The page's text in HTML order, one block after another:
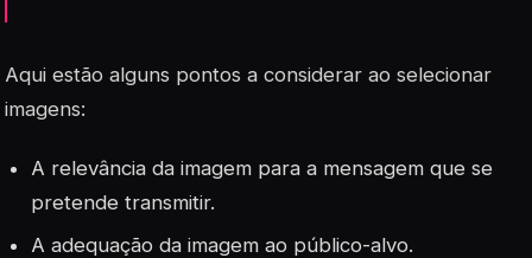
Aqui estão alguns pontos a considerar ao selecionar
imagens:
A relevância da imagem para a mensagem que se
pretende transmitir.
A adequação da imagem ao público-alvo.